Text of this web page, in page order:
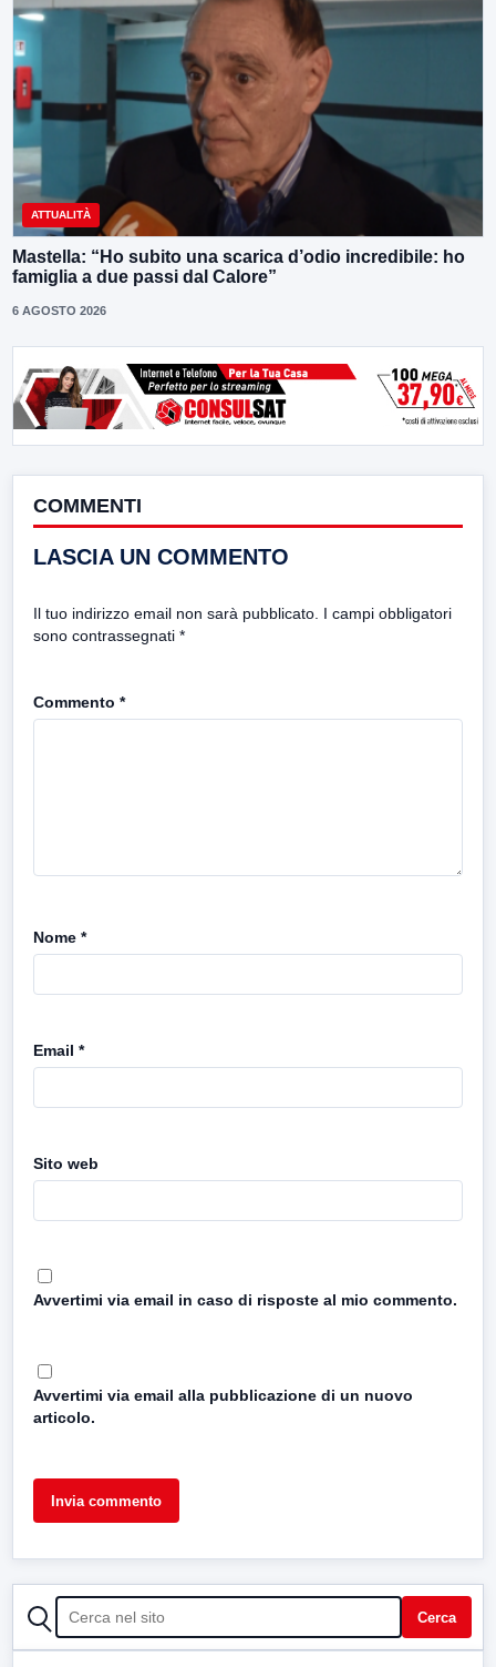
ATTUALITÀ
Mastella: “Ho subito una scarica d’odio incredibile: ho
famiglia a due passi dal Calore”
6 AGOSTO 2026
COMMENTI
LASCIA UN COMMENTO
Il tuo indirizzo email non sarà pubblicato. I campi obbligatori
sono contrassegnati *
Commento *
Nome *
Email *
Sito web
Avvertimi via email in caso di risposte al mio commento.
Avvertimi via email alla pubblicazione di un nuovo
articolo.
CERCA Cerca